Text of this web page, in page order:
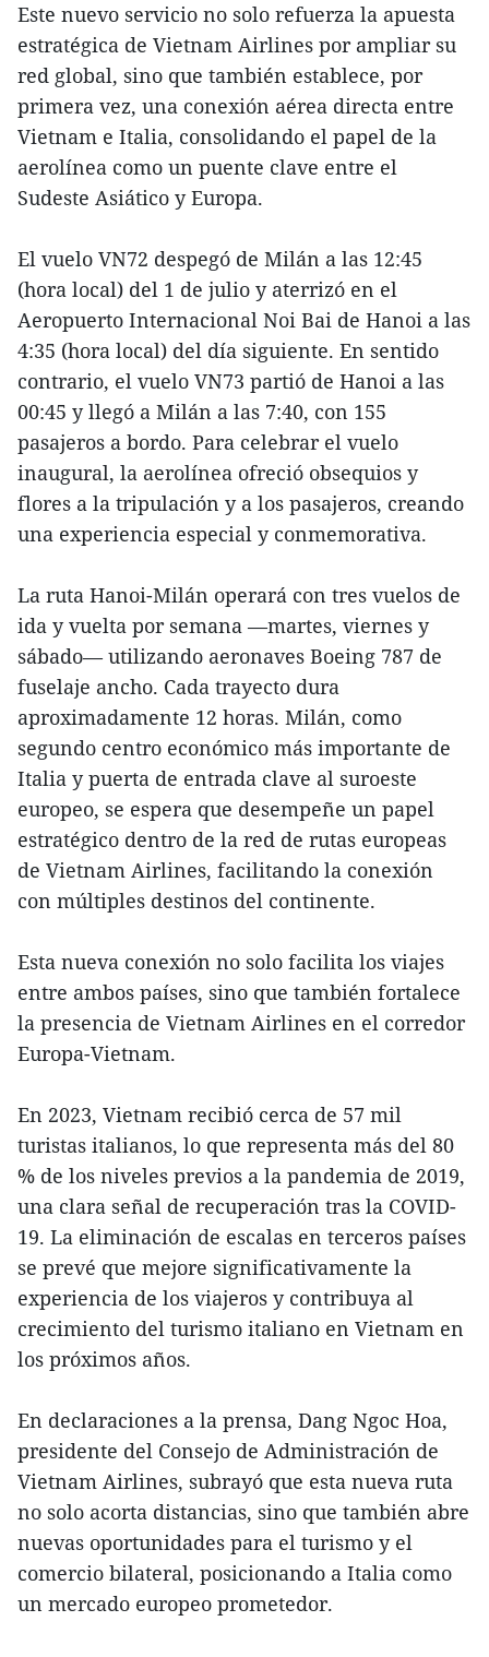
Este nuevo servicio no solo refuerza la apuesta
estratégica de Vietnam Airlines por ampliar su
red global, sino que también establece, por
primera vez, una conexión aérea directa entre
Vietnam e Italia, consolidando el papel de la
aerolínea como un puente clave entre el
Sudeste Asiático y Europa.
El vuelo VN72 despegó de Milán a las 12:45
(hora local) del 1 de julio y aterrizó en el
Aeropuerto Internacional Noi Bai de Hanoi a las
4:35 (hora local) del día siguiente. En sentido
contrario, el vuelo VN73 partió de Hanoi a las
00:45 y llegó a Milán a las 7:40, con 155
pasajeros a bordo. Para celebrar el vuelo
inaugural, la aerolínea ofreció obsequios y
flores a la tripulación y a los pasajeros, creando
una experiencia especial y conmemorativa.
La ruta Hanoi-Milán operará con tres vuelos de
ida y vuelta por semana —martes, viernes y
sábado— utilizando aeronaves Boeing 787 de
fuselaje ancho. Cada trayecto dura
aproximadamente 12 horas. Milán, como
segundo centro económico más importante de
Italia y puerta de entrada clave al suroeste
europeo, se espera que desempeñe un papel
estratégico dentro de la red de rutas europeas
de Vietnam Airlines, facilitando la conexión
con múltiples destinos del continente.
Esta nueva conexión no solo facilita los viajes
entre ambos países, sino que también fortalece
la presencia de Vietnam Airlines en el corredor
Europa-Vietnam.
En 2023, Vietnam recibió cerca de 57 mil
turistas italianos, lo que representa más del 80
% de los niveles previos a la pandemia de 2019,
una clara señal de recuperación tras la COVID-
19. La eliminación de escalas en terceros países
se prevé que mejore significativamente la
experiencia de los viajeros y contribuya al
crecimiento del turismo italiano en Vietnam en
los próximos años.
En declaraciones a la prensa, Dang Ngoc Hoa,
presidente del Consejo de Administración de
Vietnam Airlines, subrayó que esta nueva ruta
no solo acorta distancias, sino que también abre
nuevas oportunidades para el turismo y el
comercio bilateral, posicionando a Italia como
un mercado europeo prometedor.